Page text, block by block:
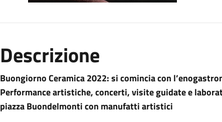
Descrizione
Buongiorno Ceramica 2022: si comincia con
Performance artistiche, concerti, visite guidate e
piazza Buondelmonti con manufatti artistici